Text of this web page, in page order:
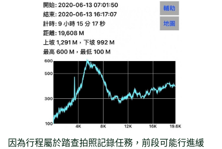
因為行程屬於踏查拍照記錄任務，前段可能行進緩